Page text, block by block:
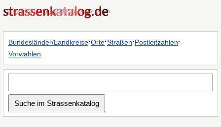
Bundesländer/Landkreise·Orte·Straßen·Postleitzahlen·
Vorwahlen